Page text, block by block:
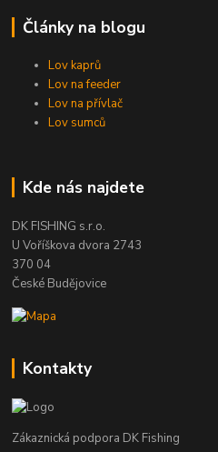
Články na blogu
Lov kaprů
Lov na feeder
Lov na přívlač
Lov sumců
Kde nás najdete
DK FISHING s.r.o.
U Voříškova dvora 2743
370 04
České Budějovice
Kontakty
Zákaznická podpora DK Fishing